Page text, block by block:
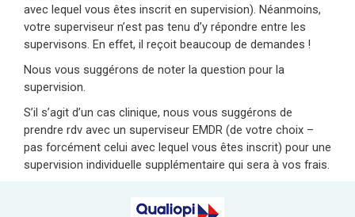
avec lequel vous êtes inscrit en supervision). Néanmoins,
votre superviseur n’est pas tenu d’y répondre entre les
supervisons. En effet, il reçoit beaucoup de demandes !
Nous vous suggérons de noter la question pour la
supervision.
S’il s’agit d’un cas clinique, nous vous suggérons de
prendre rdv avec un superviseur EMDR (de votre choix –
pas forcément celui avec lequel vous êtes inscrit) pour une
supervision individuelle supplémentaire qui sera à vos frais.